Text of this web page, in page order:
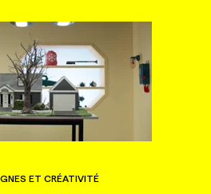
ET CRÉATIVITÉ